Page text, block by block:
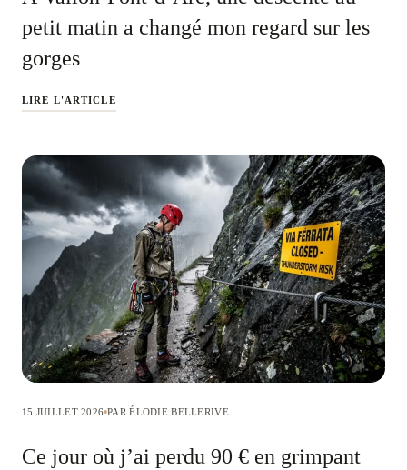
petit matin a changé mon regard sur les
gorges
LIRE L'ARTICLE
15 JUILLET 2026 PAR ÉLODIE BELLERIVE
Ce jour où j’ai perdu 90 € en grimpant